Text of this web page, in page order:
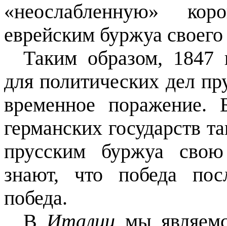
«неослабленную»
еврейским буржуа своего
Таким образом, 1847
для политических дел
временное
германских государств
прусским буржуа
знают, что победа
победа.